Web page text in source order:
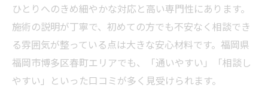
ひとりへのきめ細やかな対応と高い専門性にあります。
施術の説明が丁寧で、初めての方でも不安なく相談でき
る雰囲気が整っている点は大きな安心材料です。福岡県
福岡市博多区春町エリアでも、「通いやすい」「相談し
やすい」といった口コミが多く見受けられます。